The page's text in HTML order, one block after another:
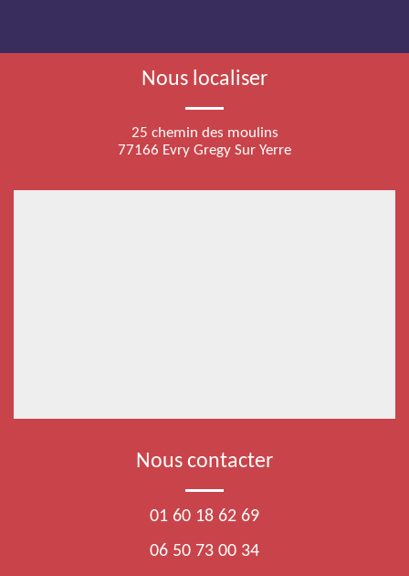
Nous localiser
25 chemin des moulins
77166 Evry Gregy Sur Yerre
Nous contacter
01 60 18 62 69
06 50 73 00 34